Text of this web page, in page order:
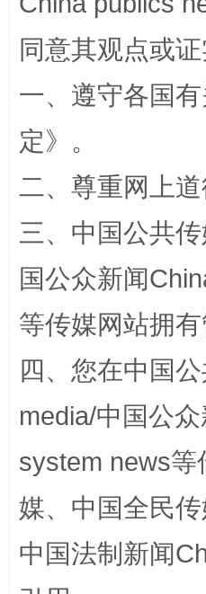
国家大学科技园优化重
同意其观点或
一、遵守各国
定》。
二、尊重网上
三、中国公共
国公众新闻
等传媒网站拥
四、您在中国
media/中国公
system news等
媒、中国全民
中国法制新闻